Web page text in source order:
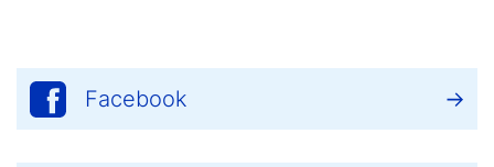
Facebook